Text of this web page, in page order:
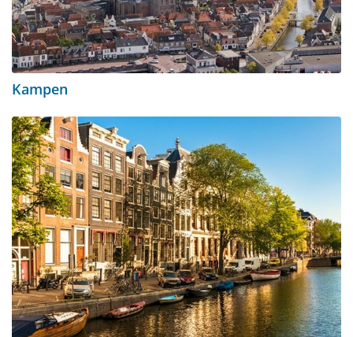
Kampen